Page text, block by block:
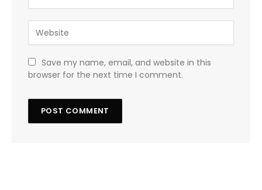
Save my name, email, and website in this
browser for the next time I comment.